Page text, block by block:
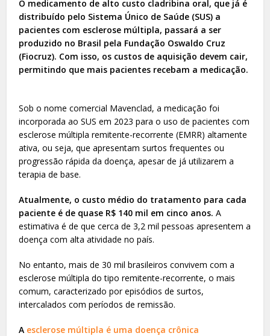
O medicamento de alto custo cladribina oral, que já é
distribuído pelo Sistema Único de Saúde (SUS) a
pacientes com esclerose múltipla, passará a ser
produzido no Brasil pela Fundação Oswaldo Cruz
(Fiocruz). Com isso, os custos de aquisição devem cair,
permitindo que mais pacientes recebam a medicação.
Sob o nome comercial Mavenclad, a medicação foi
incorporada ao SUS em 2023 para o uso de pacientes com
esclerose múltipla remitente-recorrente (EMRR) altamente
ativa, ou seja, que apresentam surtos frequentes ou
progressão rápida da doença, apesar de já utilizarem a
terapia de base.
Atualmente, o custo médio do tratamento para cada
paciente é de quase R$ 140 mil em cinco anos. A
estimativa é de que cerca de 3,2 mil pessoas apresentem a
doença com alta atividade no país.
No entanto, mais de 30 mil brasileiros convivem com a
esclerose múltipla do tipo remitente-recorrente, o mais
comum, caracterizado por episódios de surtos,
intercalados com períodos de remissão.
A esclerose múltipla é uma doença crônica